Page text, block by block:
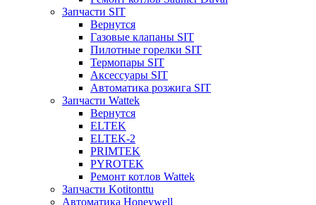
Запчасти SIT
Вернутся
Газовые клапаны SIT
Пилотные горелки SIT
Термопары SIT
Аксессуары SIT
Автоматика розжига SIT
Запчасти Wattek
Вернутся
ELTEK
ELTEK-2
PRIMTEK
PYROTEK
Ремонт котлов Wattek
Запчасти Kotitonttu
Автоматика Honeywеll